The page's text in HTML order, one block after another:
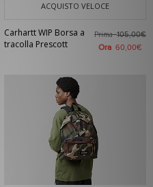
ACQUISTO VELOCE
Carhartt WIP Borsa a
tracolla Prescott
Prima105,00€
Ora 60,00€